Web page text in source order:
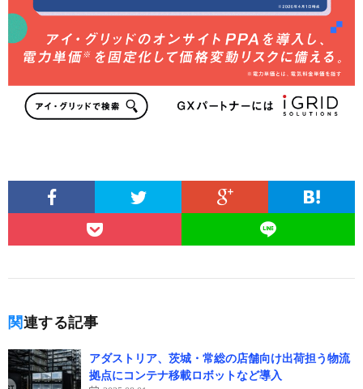
関連する記事
アダストリア、茨城・常総の店舗向け出荷担う物流
拠点にコンテナ移載ロボットなど導入